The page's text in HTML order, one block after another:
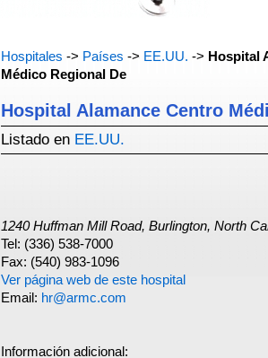
Hospitales -> Países -> EE.UU. -> Hospital
Médico Regional De
Hospital Alamance Centro
Listado en EE.UU.
1240 Huffman Mill Road, Burlington, North
Tel: (336) 538-7000
Fax: (540) 983-1096
Ver página web de este hospital
Email: hr@armc.com
Información adicional: